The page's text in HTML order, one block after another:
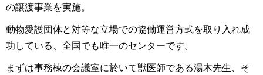
の譲渡事業を実施。
動物愛護団体と対等な立場での協働運営方式を取り入れ成
功している、全国でも唯一のセンターです。
まずは事務棟の会議室に於いて獣医師である湯木先生、そ